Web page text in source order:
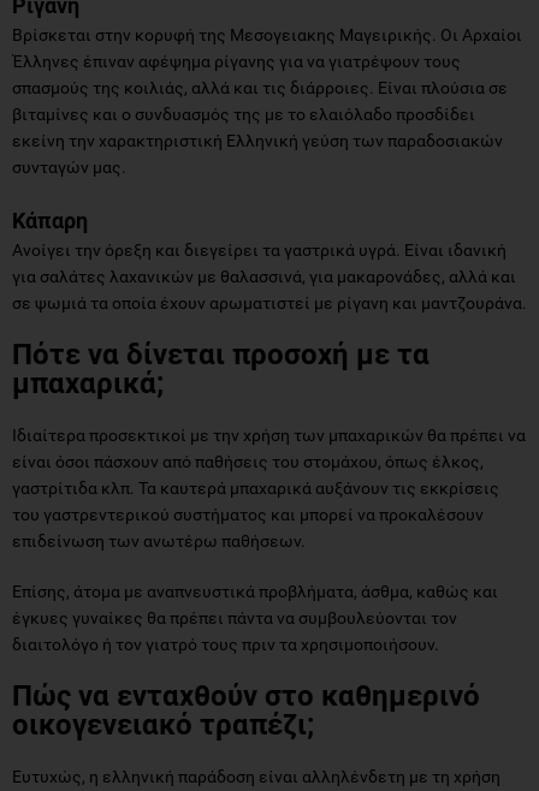
Ρίγανη
Βρίσκεται στην κορυφή της Μεσογειακης Μαγειρικής. Οι Αρχαίοι
Έλληνες έπιναν αφέψημα ρίγανης για να γιατρέψουν τους
σπασμούς της κοιλιάς, αλλά και τις διάρροιες. Είναι πλούσια σε
βιταμίνες και ο συνδυασμός της με το ελαιόλαδο προσδίδει
εκείνη την χαρακτηριστική Ελληνική γεύση των παραδοσιακών
συνταγών μας.
Κάπαρη
Ανοίγει την όρεξη και διεγείρει τα γαστρικά υγρά. Είναι ιδανική
για σαλάτες λαχανικών με θαλασσινά, για μακαρονάδες, αλλά και
σε ψωμιά τα οποία έχουν αρωματιστεί με ρίγανη και μαντζουράνα.
Πότε να δίνεται προσοχή με τα
μπαχαρικά;
Ιδιαίτερα προσεκτικοί με την χρήση των μπαχαρικών θα πρέπει να
είναι όσοι πάσχουν από παθήσεις του στομάχου, όπως έλκος,
γαστρίτιδα κλπ. Τα καυτερά μπαχαρικά αυξάνουν τις εκκρίσεις
του γαστρεντερικού συστήματος και μπορεί να προκαλέσουν
επιδείνωση των ανωτέρω παθήσεων.
Επίσης, άτομα με αναπνευστικά προβλήματα, άσθμα, καθώς και
έγκυες γυναίκες θα πρέπει πάντα να συμβουλεύονται τον
διαιτολόγο ή τον γιατρό τους πριν τα χρησιμοποιήσουν.
Πώς να ενταχθούν στο καθημερινό
οικογενειακό τραπέζι;
Ευτυχώς, η ελληνική παράδοση είναι αλληλένδετη με τη χρήση